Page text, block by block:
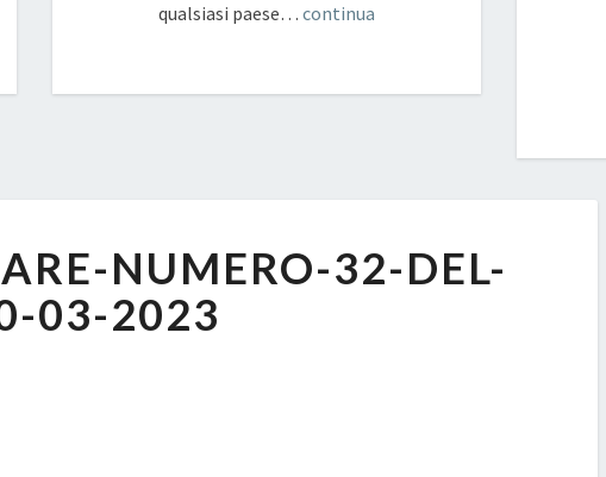
qualsiasi paese… continua
NUMERO-
32-
DEL-
NUMERO-32-DEL-
03-2023